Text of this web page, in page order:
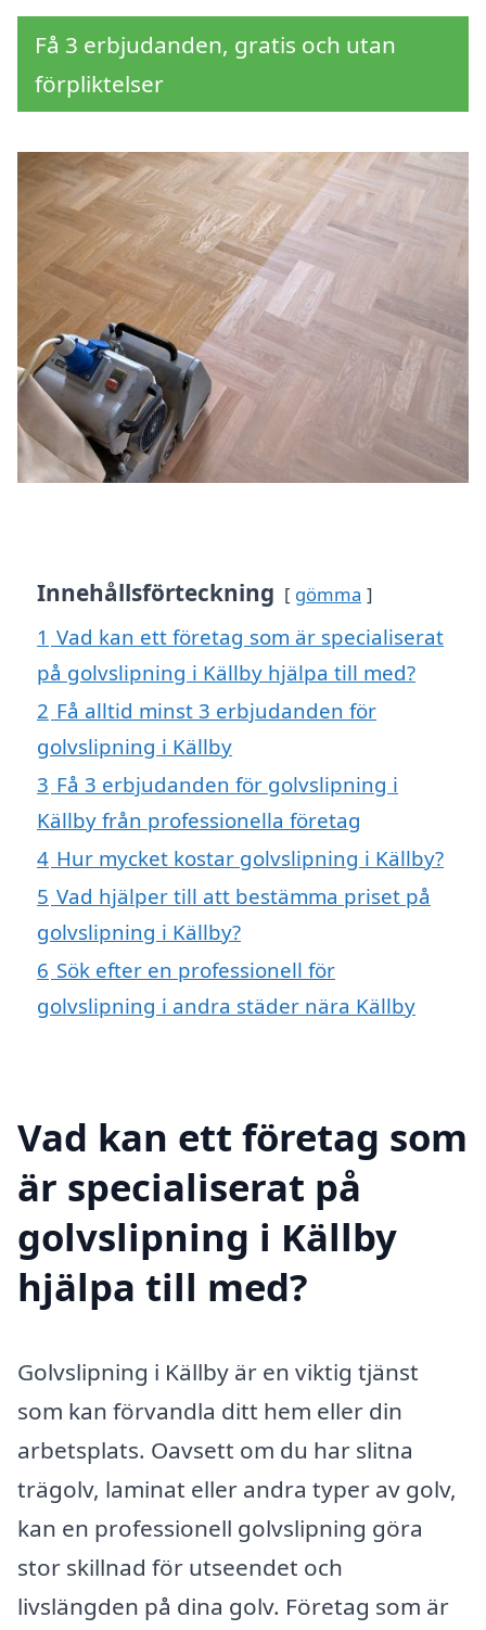
Få 3 erbjudanden, gratis och utan
förpliktelser
Innehållsförteckning gömma
1 Vad kan ett företag som är specialiserat
på golvslipning i Källby hjälpa till med?
2 Få alltid minst 3 erbjudanden för
golvslipning i Källby
3 Få 3 erbjudanden för golvslipning i
Källby från professionella företag
4 Hur mycket kostar golvslipning i Källby?
5 Vad hjälper till att bestämma priset på
golvslipning i Källby?
6 Sök efter en professionell för
golvslipning i andra städer nära Källby
Vad kan ett företag som
är specialiserat på
golvslipning i Källby
hjälpa till med?
Golvslipning i Källby är en viktig tjänst
som kan förvandla ditt hem eller din
arbetsplats. Oavsett om du har slitna
trägolv, laminat eller andra typer av golv,
kan en professionell golvslipning göra
stor skillnad för utseendet och
livslängden på dina golv. Företag som är